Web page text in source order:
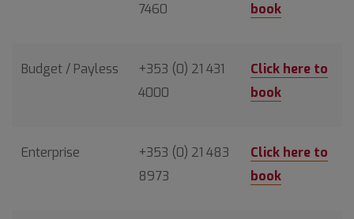
7460
book
Budget / Payless
+353 (0) 21 431
4000
Click here to
book
Enterprise
+353 (0) 21 483
8973
Click here to
book